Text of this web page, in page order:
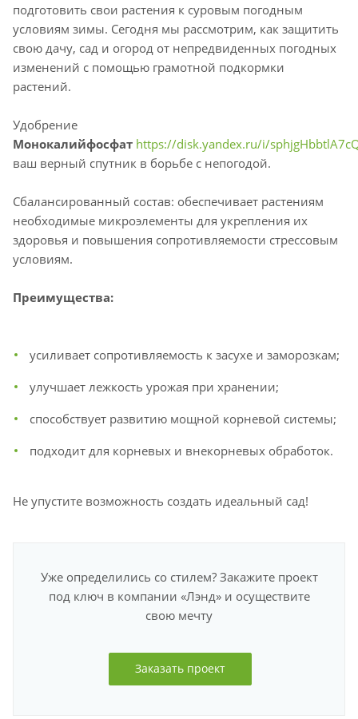
подготовить свои растения к суровым погодным
условиям зимы. Сегодня мы рассмотрим, как защитить
свою дачу, сад и огород от непредвиденных погодных
изменений с помощью грамотной подкормки
растений.
Удобрение
Монокалийфосфат https://disk.yandex.ru/i/
ваш верный спутник в борьбе с непогодой.
Сбалансированный состав: обеспечивает растениям
необходимые микроэлементы для укрепления их
здоровья и повышения сопротивляемости стрессовым
условиям.
Преимущества:
усиливает сопротивляемость к засухе и заморозкам;
улучшает лежкость урожая при хранении;
способствует развитию мощной корневой системы;
подходит для корневых и внекорневых обработок.
Не упустите возможность создать идеальный сад!
Уже определились со стилем? Закажите проект
под ключ в компании «Лэнд» и осуществите
свою мечту
Заказать проект